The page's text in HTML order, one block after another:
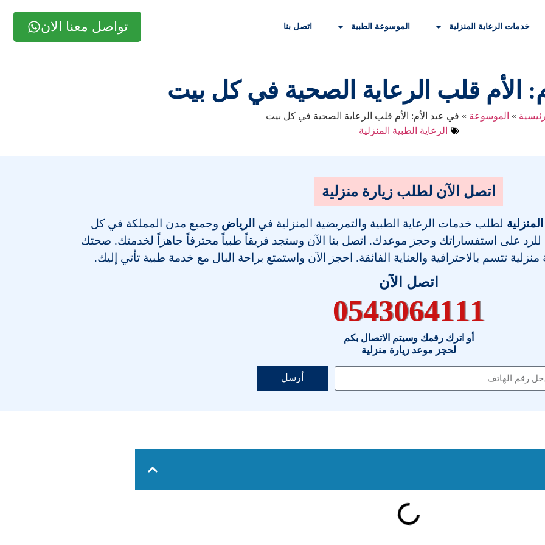
خدمات الرعاية المنزلية الموسوعة الطبية اتصل بنا تواصل معنا الان
الأم قلب الرعاية الصحية في كل بيت
» الموسوعة » في عيد الأم: الأم قلب الرعاية الصحية في كل بيت
الرعاية الطبية المنزلية
اتصل الآن لطلب زيارة منزلية
لطلب خدمات الرعاية الطبية والتمريضية المنزلية في الرياض وجميع مدن المملكة في كل
للرد على استفساراتك وحجز موعدك. اتصل بنا الآن وستجد فريقاً طبياً محترفاً جاهزاً لخدمتك. صحتك
تتسم بالاحترافية والعناية الفائقة. احجز الآن واستمتع براحة البال مع خدمة طبية تأتي إليك.
اتصل الآن
0543064111
أو اترك رقمك وسيتم الاتصال بكم
لحجز موعد زيارة منزلية
أرسل